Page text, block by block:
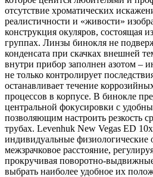
отсутствие хроматических
реалистичности и «живости»
конструкция окуляров, состоящая
группах. Линзы бинокля не
конденсата при скачках внешней
внутри прибор заполнен азотом –
не только контролирует
останавливает течение
процессов в корпусе. В бинокле
центральной фокусировки с
позволяющим настроить резкость
трубах. Levenhuk New Vegas ED
индивидуальные физиологические
межзрачковое расстояние,
прокручивая поворотно-
выбрать наиболее удобное их